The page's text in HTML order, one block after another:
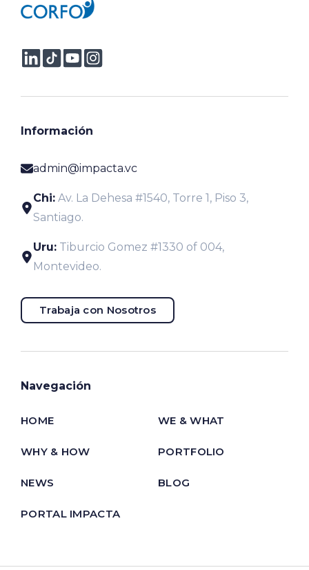
Información
admin@impacta.vc
Chi: Av. La Dehesa #1540, Torre 1, Piso 3,
Santiago.
Uru: Tiburcio Gomez #1330 of 004,
Montevideo.
Trabaja con Nosotros
Navegación
HOME WE & WHAT
WHY & HOW PORTFOLIO
NEWS BLOG
PORTAL IMPACTA